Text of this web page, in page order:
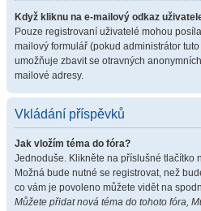
Když kliknu na e-mailový odkaz
Pouze registrovaní uživatelé mohou
mailový formulář (pokud administrátor
umožňuje zbavit se otravných
mailové adresy.
Vkládání příspěvků
Jak vložím téma do fóra?
Jednoduše. Klikněte na příslušné tlačítko
Možná bude nutné se registrovat, než
co vám je povoleno můžete vidět na
Můžete přidat nová téma do tohoto fóra,